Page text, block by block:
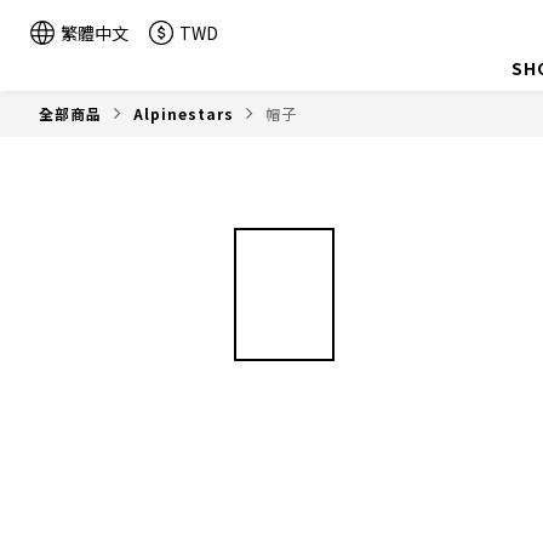
繁體中文
TWD
全部商品 Alpinestars 帽子